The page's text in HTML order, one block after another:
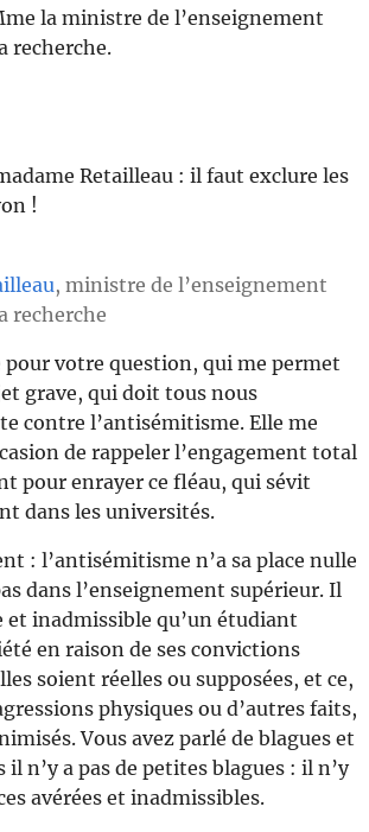
la ministre de l’enseignement
recherche.
Retailleau : il faut exclure les
!
, ministre de l’enseignement
recherche
pour votre question, qui me permet
grave, qui doit tous nous
contre l’antisémitisme. Elle me
de rappeler l’engagement total
pour enrayer ce fléau, qui sévit
dans les universités.
: l’antisémitisme n’a sa place nulle
dans l’enseignement supérieur. Il
et inadmissible qu’un étudiant
en raison de ses convictions
soient réelles ou supposées, et ce,
physiques ou d’autres faits,
Vous avez parlé de blagues et
il n’y a pas de petites blagues : il n’y
avérées et inadmissibles.